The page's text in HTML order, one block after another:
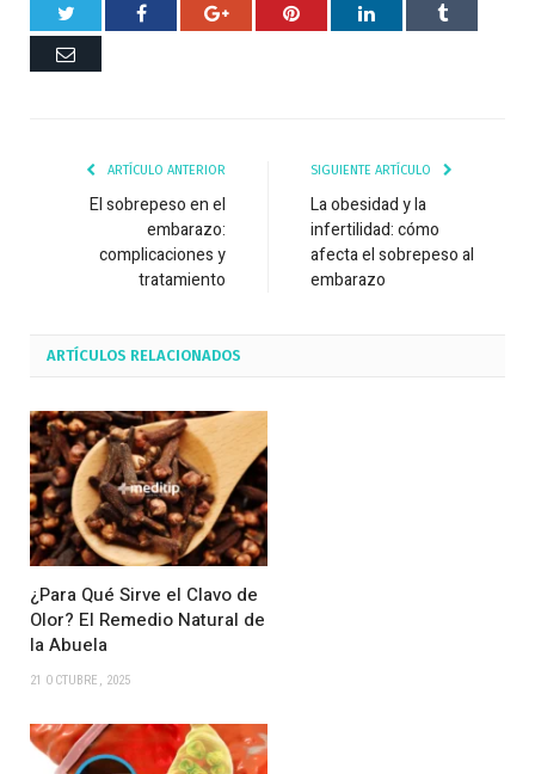
Twitter Facebook Google+ Pinterest RespuestaTumblr
Correo
ARTÍCULO ANTERIOR
El sobrepeso en el
embarazo:
complicaciones y
tratamiento
SIGUIENTE ARTÍCULO
La obesidad y la
infertilidad: cómo
afecta el sobrepeso al
embarazo
ARTÍCULOS RELACIONADOS
¿Para Qué Sirve el Clavo de
Olor? El Remedio Natural de
la Abuela
21 OCTUBRE, 2025